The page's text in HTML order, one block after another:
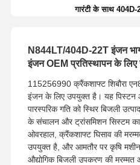
गारंटी के साथ
N844LT/404D-22T इंजन
इंजन OEM प्रतिस्थापन के लिए
115256990 क्रैंकशाफ्ट शिबौरा
इंजन के लिए उपयुक्त है। यह पिस्टन
पारस्परिक गति को स्थिर बिजली
के संचालन और ट्रांसमिशन सिस्टम
ओवरहाल, क्रैंकशाफ्ट घिसाव की
उपयुक्त है, और आमतौर पर कृषि
औद्योगिक बिजली उपकरण की